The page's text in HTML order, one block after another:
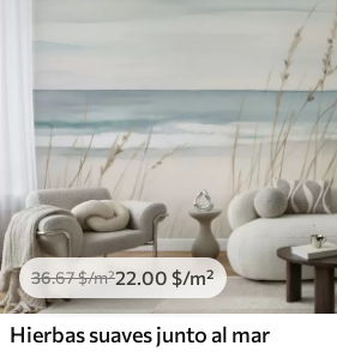
36.67$/m²22.00 $/m²
Hierbas suaves junto al mar